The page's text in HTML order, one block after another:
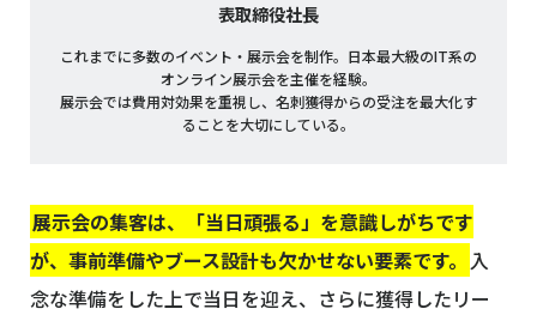
表取締役社長
これまでに多数のイベント・展示会を制作。日本最大級のIT系の
オンライン展示会を主催を経験。
展示会では費用対効果を重視し、名刺獲得からの受注を最大化す
ることを大切にしている。
展示会の集客は、「当日頑張る」を意識しがちです
が、事前準備やブース設計も欠かせない要素です。 入
念な準備をした上で当日を迎え、さらに獲得したリー